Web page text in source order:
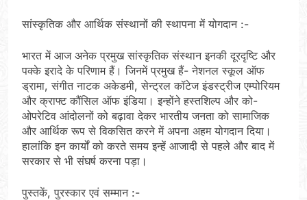
सांस्कृतिक और आर्थिक संस्थानों की स्थापना में योगदान :-
भारत में आज अनेक प्रमुख सांस्कृतिक संस्थान इनकी दूरदृष्टि और
पक्के इरादे के परिणाम हैं। जिनमें प्रमुख हैं- नेशनल स्कूल ऑफ
ड्रामा, संगीत नाटक अकेडमी, सेन्ट्रल कॉटेज इंडस्ट्रीज एम्पोरियम
और क्राफ्ट कौंसिल ऑफ इंडिया। इन्होंने हस्तशिल्प और को-
ओपरेटिव आंदोलनों को बढ़ावा देकर भारतीय जनता को सामाजिक
और आर्थिक रूप से विकसित करने में अपना अहम योगदान दिया।
हालांकि इन कार्यों को करते समय इन्हें आजादी से पहले और बाद में
सरकार से भी संघर्ष करना पड़ा।
पुस्तकें, पुरस्कार एवं सम्मान :-